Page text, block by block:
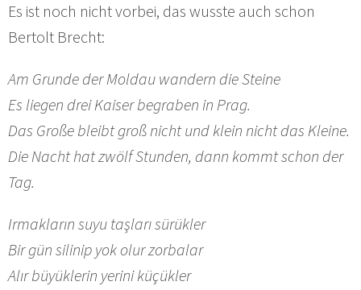
Es ist noch nicht vorbei, das wusste auch schon
Bertolt Brecht:
Am Grunde der Moldau wandern die Steine
Es liegen drei Kaiser begraben in Prag.
Das Große bleibt groß nicht und klein nicht das Kleine.
Die Nacht hat zwölf Stunden, dann kommt schon der
Tag.
Irmakların suyu taşları sürükler
Bir gün silinip yok olur zorbalar
Alır büyüklerin yerini küçükler